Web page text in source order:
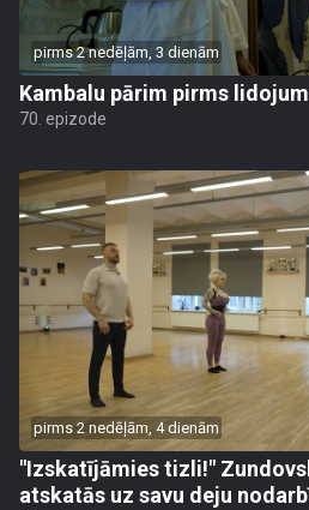
pirms 2 nedēļām, 3 dienām
Kambalu pārim pirms
70. epizode
pirms 2 nedēļām, 4 dienām
"Izskatījāmies tizli!"
atskatās uz savu deju